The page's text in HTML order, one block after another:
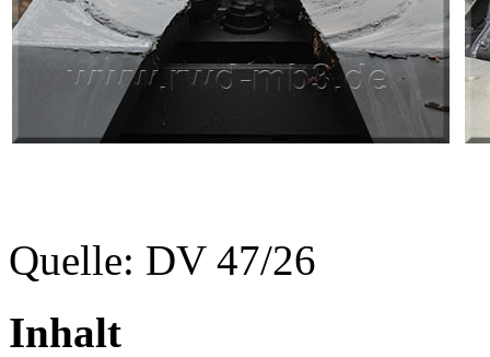
Quelle: DV 47/26
Inhalt